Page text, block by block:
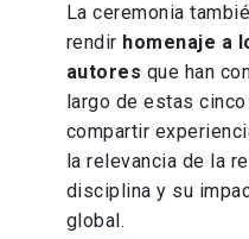
La ceremonia
rendir homenaje a
autores que han
largo de estas
compartir
la relevancia de la
disciplina y su
global.